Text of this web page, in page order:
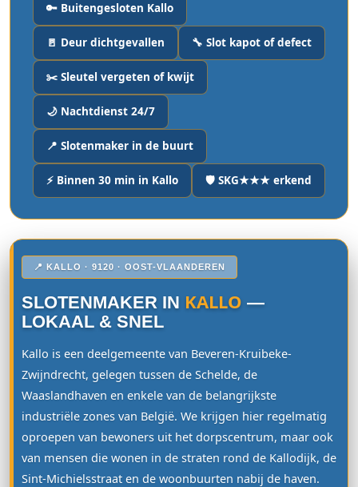
🔑 Buitengesloten Kallo
🚪 Deur dichtgevallen 🔧 Slot kapot of defect
✂️ Sleutel vergeten of kwijt
🌙 Nachtdienst 24/7
📍 Slotenmaker in de buurt
⚡ Binnen 30 min in Kallo 🛡️ SKG★★★ erkend
📍 KALLO · 9120 · OOST-VLAANDEREN
SLOTENMAKER IN KALLO —
LOKAAL & SNEL
Kallo is een deelgemeente van Beveren-Kruibeke-
Zwijndrecht, gelegen tussen de Schelde, de
Waaslandhaven en enkele van de belangrijkste
industriële zones van België. We krijgen hier regelmatig
oproepen van bewoners uit het dorpscentrum, maar ook
van mensen die wonen in de straten rond de Kallodijk, de
Sint-Michielsstraat en de woonbuurten nabij de haven.